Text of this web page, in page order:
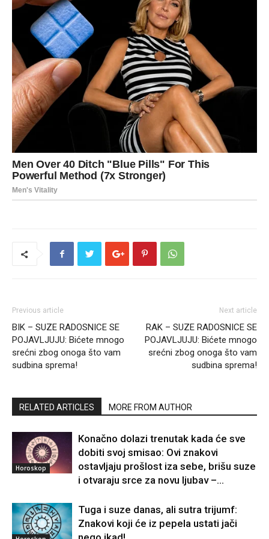
Previous article
BIK – SUZE RADOSNICE SE
POJAVLJUJU: Bićete mnogo
srećni zbog onoga što vam
sudbina sprema!
Next article
RAK – SUZE RADOSNICE SE
POJAVLJUJU: Bićete mnogo
srećni zbog onoga što vam
sudbina sprema!
RELATED ARTICLES MORE FROM AUTHOR
Horoskop
Konačno dolazi trenutak kada će sve
dobiti svoj smisao: Ovi znakovi
ostavljaju prošlost iza sebe, brišu suze
i otvaraju srce za novu ljubav –...
Tuga i suze danas, ali sutra trijumf:
Znakovi koji će iz pepela ustati jači